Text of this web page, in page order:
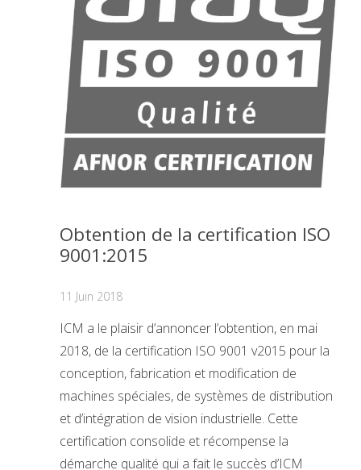
Obtention de la certification ISO
9001:2015
11 Juin 2018
ICM a le plaisir d’annoncer l’obtention, en mai
2018, de la certification ISO 9001 v2015 pour la
conception, fabrication et modification de
machines spéciales, de systèmes de distribution
et d’intégration de vision industrielle. Cette
certification consolide et récompense la
démarche qualité qui a fait le succès d’ICM